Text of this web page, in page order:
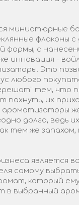
миниатюрные
флаконы с
формы, с
инновация -
Это
любого
тем, что
пахнуть, их
ароматизаторы
долго, ведь
тем же
является
самому
который
в выбранный